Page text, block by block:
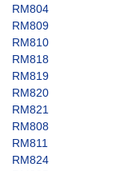
RM804
RM809
RM810
RM818
RM819
RM820
RM821
RM808
RM811
RM824